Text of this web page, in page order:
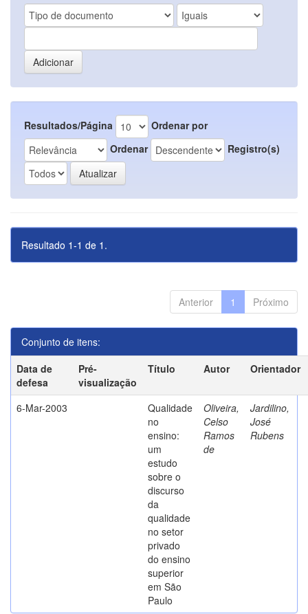
Resultados/Página
Ordenar por
Ordenar
Registro(s)
Resultado 1-1 de 1.
Anterior 1 Próximo
Conjunto de itens:
Data de
defesa
Pré-
visualização
Título Autor Orientador
6-Mar-2003
Qualidade
no
ensino:
um
estudo
sobre o
discurso
da
qualidade
no setor
privado
do ensino
superior
em São
Paulo
Oliveira,
Celso
Ramos
de
Jardilino,
José
Rubens